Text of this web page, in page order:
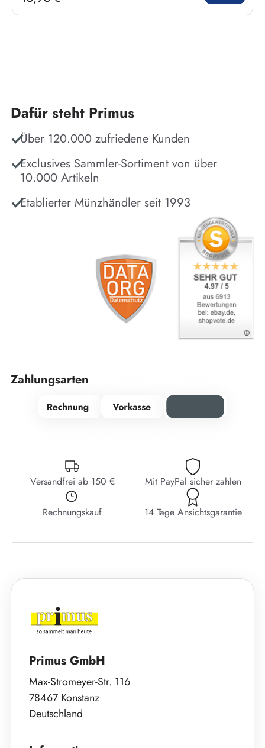
Dafür steht Primus
Über 120.000 zufriedene Kunden
Exclusives Sammler-Sortiment von über
10.000 Artikeln
Etablierter Münzhändler seit 1993
Zahlungsarten
Versandfrei ab 150 € Mit PayPal sicher zahlen
Rechnungskauf 14 Tage Ansichtsgarantie
Primus GmbH
Max-Stromeyer-Str. 116
78467 Konstanz
Deutschland